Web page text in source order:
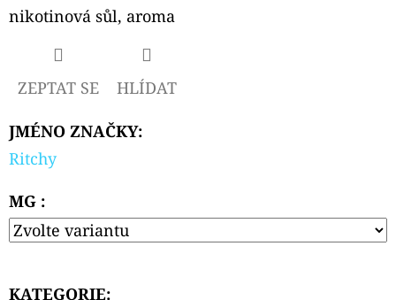
nikotinová sůl, aroma
ZEPTAT SE HLÍDAT
JMÉNO ZNAČKY:
Ritchy
MG :
KATEGORIE: